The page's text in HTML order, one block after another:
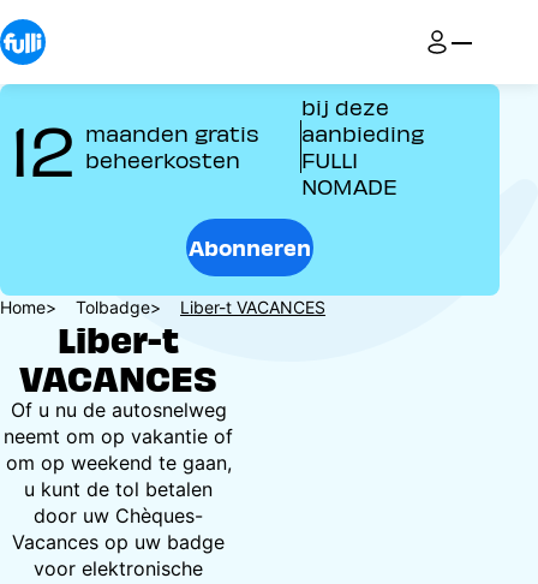
Overslaan
en
naar
de
gaan
12 maanden gratis
beheerkosten
bij deze
aanbieding
FULLI
NOMADE
Abonneren
Kruimelpad
Home Tolbadge Liber-t VACANCES
Liber-t
VACANCES
Of u nu de autosnelweg
neemt om op vakantie of
om op weekend te gaan,
u kunt de tol betalen
door uw Chèques-
Vacances op uw badge
voor elektronische